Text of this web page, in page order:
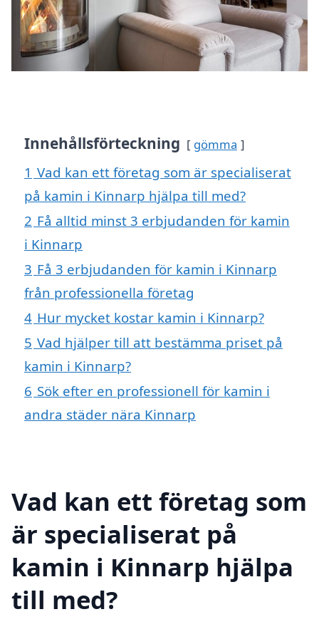
Innehållsförteckning gömma
1 Vad kan ett företag som är specialiserat
på kamin i Kinnarp hjälpa till med?
2 Få alltid minst 3 erbjudanden för kamin
i Kinnarp
3 Få 3 erbjudanden för kamin i Kinnarp
från professionella företag
4 Hur mycket kostar kamin i Kinnarp?
5 Vad hjälper till att bestämma priset på
kamin i Kinnarp?
6 Sök efter en professionell för kamin i
andra städer nära Kinnarp
Vad kan ett företag som
är specialiserat på
kamin i Kinnarp hjälpa
till med?